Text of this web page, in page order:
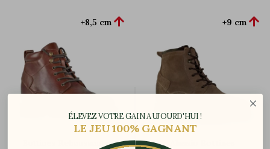
Bottines Rehaussantes
+8,5 cm  +9 cm 
ÉLEVEZ VOTRE GAIN AUJOURD'HUI !
LE JEU 100% GAGNANT